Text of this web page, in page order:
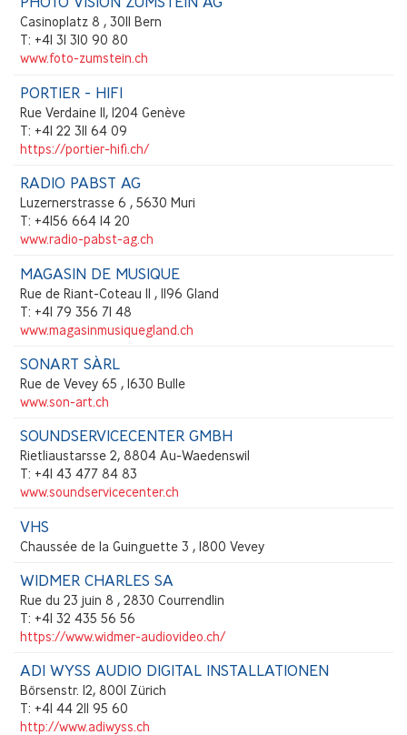
Casinoplatz 8 , 3011 Bern
T: +41 31 310 90 80
www.foto-zumstein.ch
PORTIER - HIFI
Rue Verdaine 11, 1204 Genève
T: +41 22 311 64 09
https://portier-hifi.ch/
RADIO PABST AG
Luzernerstrasse 6 , 5630 Muri
T: +4156 664 14 20
www.radio-pabst-ag.ch
MAGASIN DE MUSIQUE
Rue de Riant-Coteau 11 , 1196 Gland
T: +41 79 356 71 48
www.magasinmusiquegland.ch
SONART SÀRL
Rue de Vevey 65 , 1630 Bulle
www.son-art.ch
SOUNDSERVICECENTER GMBH
Rietliaustarsse 2, 8804 Au-Waedenswil
T: +41 43 477 84 83
www.soundservicecenter.ch
VHS
Chaussée de la Guinguette 3 , 1800 Vevey
WIDMER CHARLES SA
Rue du 23 juin 8 , 2830 Courrendlin
T: +41 32 435 56 56
https://www.widmer-audiovideo.ch/
ADI WYSS AUDIO DIGITAL INSTALLATIONEN
Börsenstr. 12, 8001 Zürich
T: +41 44 211 95 60
http://www.adiwyss.ch